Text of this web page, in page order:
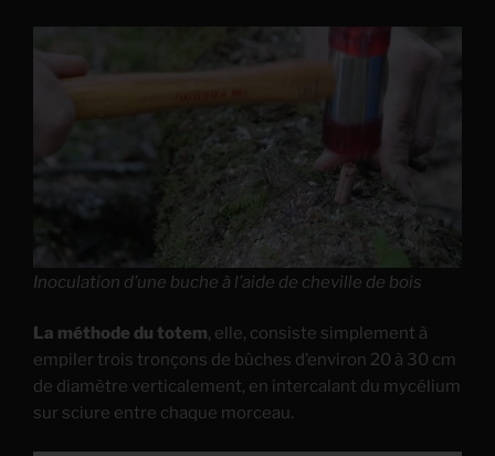
Inoculation d’une buche à l’aide de cheville de bois
La méthode du totem, elle, consiste simplement à
empiler trois tronçons de bûches d’environ 20 à 30 cm
de diamètre verticalement, en intercalant du mycélium
sur sciure entre chaque morceau.